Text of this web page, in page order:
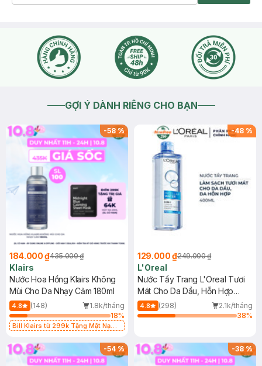
GỢI Ý DÀNH RIÊNG CHO BẠN
-58%
184.000 ₫435.000 ₫
Klairs
Nước Hoa Hồng Klairs Không
Mùi Cho Da Nhạy Cảm 180ml
4.8 (148)
1.8k/tháng
18%
Bill Klairs từ 299k Tặng Mặt Nạ
25ml (SL Có Hạn)
-48 %
129.000 ₫249.000 ₫
L'Oreal
Nước Tẩy Trang L'Oreal Tươi
Mát Cho Da Dầu, Hỗn Hợp
400ml
4.8 (298)
2.1k/tháng
38%
-54% -38%